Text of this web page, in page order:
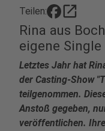
Teilen: open_in_new
Rina aus
eigene Single
Letztes Jahr hat
der Casting-Show
teilgenommen.
Anstoß gegeben,
veröffentlichen.